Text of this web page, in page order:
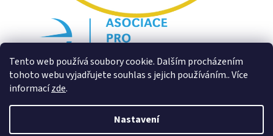
Tento web používá soubory cookie. Dalším procházením
tohoto webu vyjadřujete souhlas s jejich používáním.. Více
informacízde.
Nastavení